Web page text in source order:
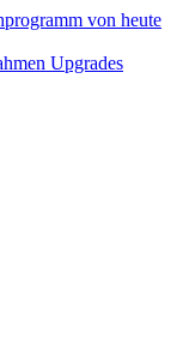
Upgrades